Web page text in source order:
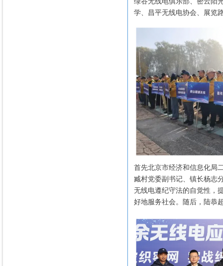
学、昌平无线电协会、展览
首先北京市经济和信息化局
臧村党委副书记、镇长杨志
无线电遵纪守法的自觉性，
好地服务社会。随后，陆恭